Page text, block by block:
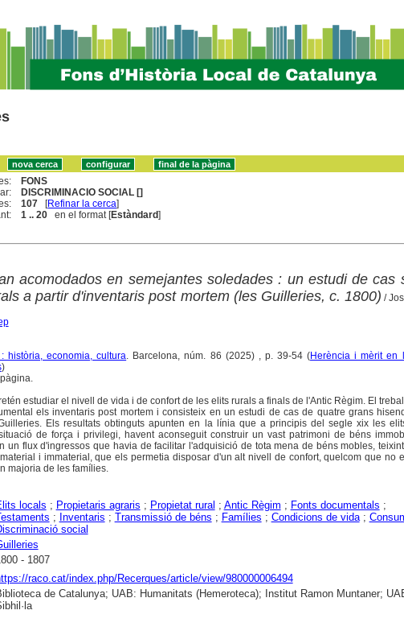
FONS
DISCRIMINACIO SOCIAL []
107 [Refinar la cerca]
1 .. 20 en el format [Estàndard]
acomodados en semejantes soledades : un estudi de cas
a partir d'inventaris post mortem (les Guilleries, c. 1800) /
història, economia, cultura. Barcelona, núm. 86 (2025) , p. 39-54 (Herència i mèrit en
)
estudiar el nivell de vida i de confort de les elits rurals a finals de l'Antic Règim. El
els inventaris post mortem i consisteix en un estudi de cas de quatre grans
Els resultats obtinguts apunten en la línia que a principis del segle xix les
de força i privilegi, havent aconseguit construir un vast patrimoni de béns
un flux d'ingressos que havia de facilitar l'adquisició de tota mena de béns mobles,
i immaterial, que els permetia disposar d'un alt nivell de confort, quelcom que no
majoria de les famílies.
locals ; Propietaris agraris ; Propietat rural ; Antic Règim ; Fonts documentals ;
; Inventaris ; Transmissió de béns ; Famílies ; Condicions de vida;
social
- 1807
raco.cat/index.php/Recerques/article/view/980000006494
de Catalunya; UAB: Humanitats (Hemeroteca); Institut Ramon Muntaner;